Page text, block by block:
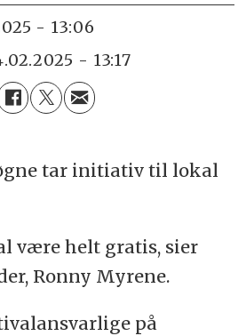
- 13:06
- 13:17
tar initiativ til lokal
være helt gratis, sier
Ronny Myrene.
på